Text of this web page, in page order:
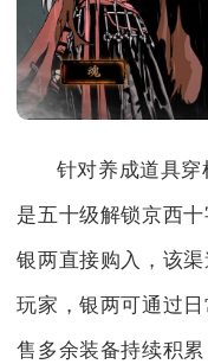
针对养成道具
是五十级解锁京西
银两直接购入，该
玩家，银两可通过
售多余装备持续积